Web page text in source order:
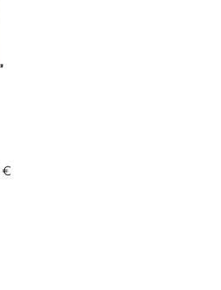
€Hintaluokka: